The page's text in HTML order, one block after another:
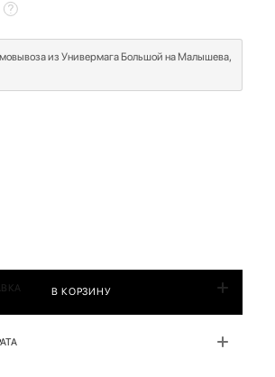
из Универмага Большой на Малышева,
В КОРЗИНУ